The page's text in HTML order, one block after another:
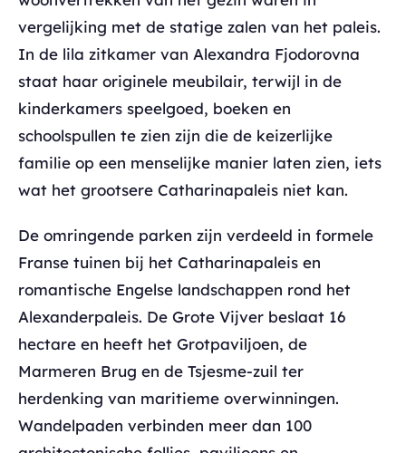
vergelijking met de statige zalen van het paleis.
In de lila zitkamer van Alexandra Fjodorovna
staat haar originele meubilair, terwijl in de
kinderkamers speelgoed, boeken en
schoolspullen te zien zijn die de keizerlijke
familie op een menselijke manier laten zien, iets
wat het grootsere Catharinapaleis niet kan.
De omringende parken zijn verdeeld in formele
Franse tuinen bij het Catharinapaleis en
romantische Engelse landschappen rond het
Alexanderpaleis. De Grote Vijver beslaat 16
hectare en heeft het Grotpaviljoen, de
Marmeren Brug en de Tsjesme-zuil ter
herdenking van maritieme overwinningen.
Wandelpaden verbinden meer dan 100